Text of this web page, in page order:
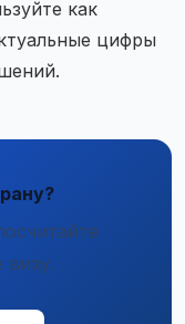
как
цифры
визу.